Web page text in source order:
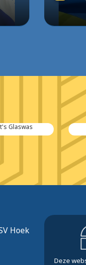
Glaswas
Hoek
Deze